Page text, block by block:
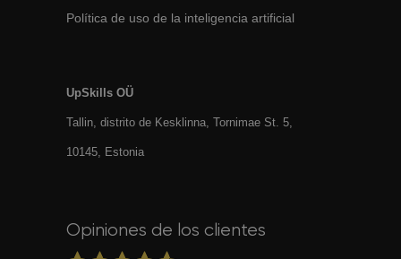
Política de uso de la inteligencia artificial
UpSkills OÜ
Tallin, distrito de Kesklinna, Tornimаe St. 5,
10145, Estonia
Opiniones de los clientes